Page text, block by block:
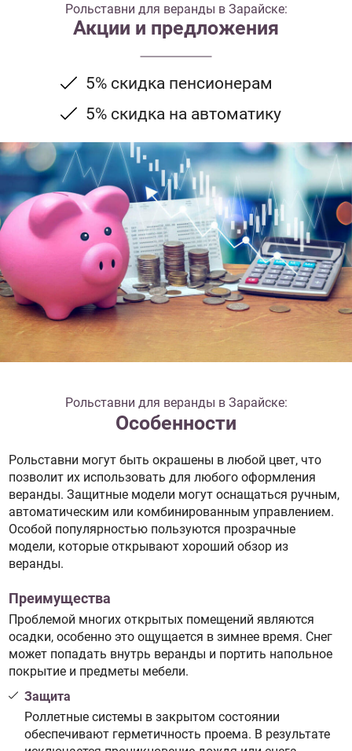
Рольставни для веранды в Зарайске:
Акции и предложения
5% скидка пенсионерам
5% скидка на автоматику
Рольставни для веранды в Зарайске:
Особенности
Рольставни могут быть окрашены в любой цвет, что
позволит их использовать для любого оформления
веранды. Защитные модели могут оснащаться ручным,
автоматическим или комбинированным управлением.
Особой популярностью пользуются прозрачные
модели, которые открывают хороший обзор из
веранды.
Преимущества
Проблемой многих открытых помещений являются
осадки, особенно это ощущается в зимнее время. Снег
может попадать внутрь веранды и портить напольное
покрытие и предметы мебели.
Защита
Роллетные системы в закрытом состоянии
обеспечивают герметичность проема. В результате